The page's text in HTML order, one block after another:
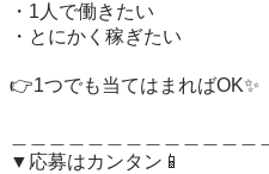
・1人で働きたい
・とにかく稼ぎたい
👉1つでも当てはまればOK✨
▼応募はカンタン📱